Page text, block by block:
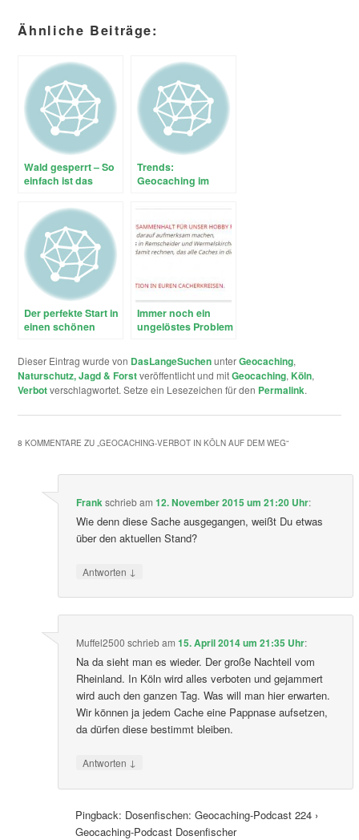
Ähnliche Beiträge:
Wald gesperrt – So
einfach ist das
Trends:
Geocaching im
Aktivitäten
Der perfekte Start in
einen schönen
Immer noch ein
ungelöstes Problem
Dieser Eintrag wurde von DasLangeSuchenunterGeocaching,
Naturschutz, Jagd & Forstveröffentlicht und mitGeocaching,Köln,
Verbotverschlagwortet. Setze ein Lesezeichen für den Permalink.
8 KOMMENTARE ZU „GEOCACHING-VERBOT IN KÖLN AUF DEM WEG“
Frank schriebam 12. November 2015 um 21:20 Uhr:
Wie denn diese Sache ausgegangen, weißt Du etwas
über den aktuellen Stand?
Antworten ↓
Muffel2500 schriebam 15. April 2014 um 21:35 Uhr:
Na da sieht man es wieder. Der große Nachteil vom
Rheinland. In Köln wird alles verboten und gejammert
wird auch den ganzen Tag. Was will man hier erwarten.
Wir können ja jedem Cache eine Pappnase aufsetzen,
da dürfen diese bestimmt bleiben.
Antworten ↓
Pingback: Dosenfischen: Geocaching-Podcast 224 ›
Geocaching-Podcast Dosenfischer